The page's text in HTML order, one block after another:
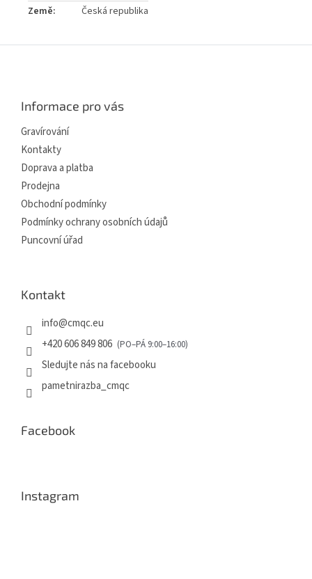
Země: Česká republika
Informace pro vás
Gravírování
Kontakty
Doprava a platba
Prodejna
Obchodní podmínky
Podmínky ochrany osobních údajů
Puncovní úřad
Kontakt
info@cmqc.eu
+420 606 849 806
Sledujte nás na facebooku
pametnirazba_cmqc
Facebook
Instagram